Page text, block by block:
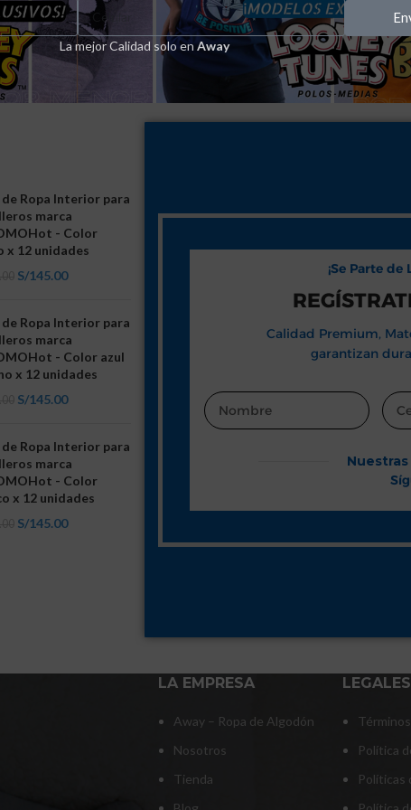
La mejor Calidad solo enAway
de Ropa Interior para
marca
- Color
x 12 unidades
S/145.00
de Ropa Interior para
marca
- Color azul
x 12 unidades
S/145.00
de Ropa Interior para
marca
- Color
x 12 unidades
S/145.00
¡Se Parte
Calidad Premium,
garantizan
LA EMPRESA
Away – Ropa de Algodón
Nosotros
Tienda
LEGALES
Política
Políticas